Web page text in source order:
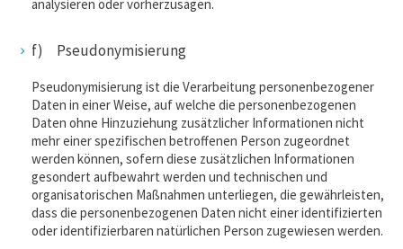
analysieren oder vorherzusagen.
f) Pseudonymisierung
Pseudonymisierung ist die Verarbeitung personenbezogener
Daten in einer Weise, auf welche die personenbezogenen
Daten ohne Hinzuziehung zusätzlicher Informationen nicht
mehr einer spezifischen betroffenen Person zugeordnet
werden können, sofern diese zusätzlichen Informationen
gesondert aufbewahrt werden und technischen und
organisatorischen Maßnahmen unterliegen, die gewährleisten,
dass die personenbezogenen Daten nicht einer identifizierten
oder identifizierbaren natürlichen Person zugewiesen werden.